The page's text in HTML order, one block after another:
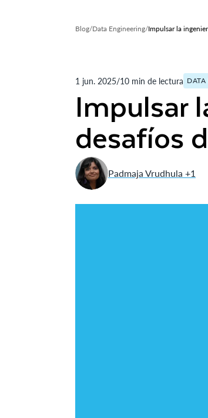
Blog/Data Engineering/Impulsar la
1 jun. 2025/10 min de lectura DATA
Impulsar
desafíos
Padmaja Vrudhula +1